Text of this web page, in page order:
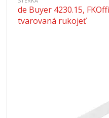
de Buyer 4230.15,
tvarovaná rukojeť